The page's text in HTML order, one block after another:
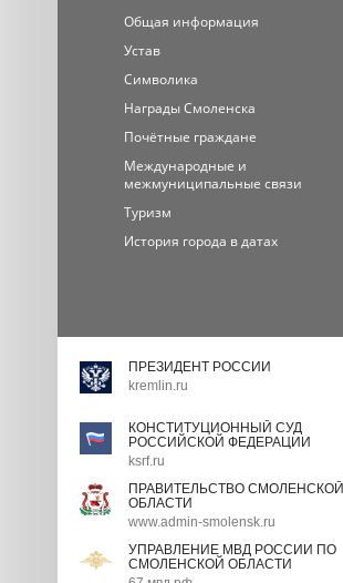
Общая информация
Устав
Символика
Награды Смоленска
Почётные граждане
Международные и
межмуниципальные связи
Туризм
История города в датах
ПРЕЗИДЕНТ РОССИИ
kremlin.ru
КОНСТИТУЦИОННЫЙ СУД
РОССИЙСКОЙ ФЕДЕРАЦИИ
ksrf.ru
ПРАВИТЕЛЬСТВО СМОЛЕНСКОЙ
ОБЛАСТИ
www.admin-smolensk.ru
УПРАВЛЕНИЕ МВД РОССИИ ПО
СМОЛЕНСКОЙ ОБЛАСТИ